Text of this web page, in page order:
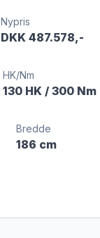
Nypris
DKK 487.578,-
HK/Nm
130 HK/ 300 Nm
Bredde
186 cm